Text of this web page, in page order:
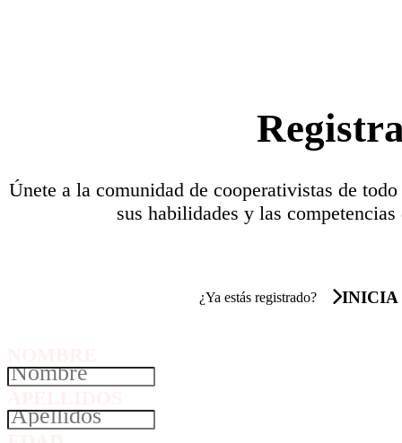
Únete a la comunidad de cooperativistas de
sus habilidades y las
¿Ya estás registrado? INICIA